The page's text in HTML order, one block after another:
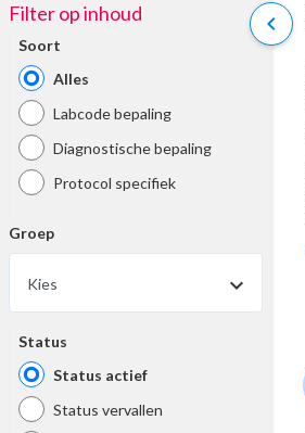
chevron_left
Filter op inhoud
Soort
Alles
Labcode bepaling
Diagnostische bepaling
Protocol specifiek
Groep
Kies
Status
Status actief
Status vervallen